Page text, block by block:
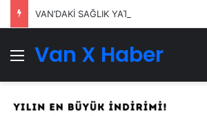
VAN’DAKİ SAĞLIK YATIRIMLARI SÜRÜYOR
Menü
Van X Haber